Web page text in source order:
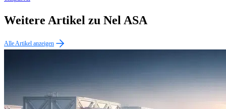
Weitere Artikel zu Nel ASA
Alle Artikel anzeigen